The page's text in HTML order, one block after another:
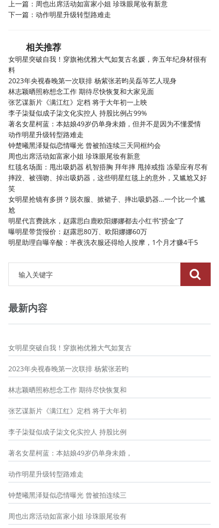
上一篇： 周也出席活动如富家小姐 珍珠眼尾妆有新意
下一篇：动作明星升级转型路难走
相关推荐
女明星突破自我！穿旗袍优雅大气如复古名媛，奔五年纪身材很有
料
2023年央视春晚第一次联排 杨紫张若昀吴磊等艺人现身
林志颖晒照称想念工作 期待尽快恢复和大家见面
张艺谋新片《满江红》定档 将于大年初一上映
李子柒疑似成子柒文化实控人 持股比例占99%
著名女星柯蓝：本姑娘49岁仍单身未婚，但并不是因为不懂爱情
动作明星升级转型路难走
钟楚曦黑泽疑似恋情曝光 曾被拍连续三天同框约会
周也出席活动如富家小姐 珍珠眼尾妆有新意
红毯名场面：甩出吸奶器 机智捂胸 拜年摔 甩掉戒指 冻晕应有尽有
摔跤、被强吻、掉出吸奶器，这些明星红毯上的意外，又尴尬又好
笑
女明星抢镜有多拼？脱衣服、掀裙子、摔出吸奶器…一个比一个尴
尬
明星代言费跳水，赵露思白鹿欧阳娜娜都去小红书“捞金”了
曝明星带货报价：赵露思80万、欧阳娜娜60万
明星助理自曝辛酸：半夜洗衣服还得给人按摩，1个月才赚4千5
最新内容
女明星突破自我！穿旗袍优雅大气如复古
2023年央视春晚第一次联排 杨紫张若昀
林志颖晒照称想念工作 期待尽快恢复和
张艺谋新片《满江红》定档 将于大年初
李子柒疑似成子柒文化实控人 持股比例
著名女星柯蓝：本姑娘49岁仍单身未婚，
动作明星升级转型路难走
钟楚曦黑泽疑似恋情曝光 曾被拍连续三
周也出席活动如富家小姐 珍珠眼尾妆有